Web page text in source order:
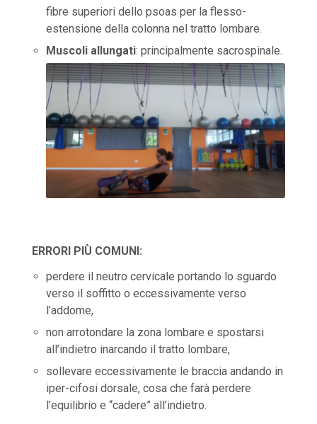
fibre superiori dello psoas per la flesso-
estensione della colonna nel tratto lombare.
Muscoli allungati: principalmente sacrospinale.
ERRORI PIÙ COMUNI:
perdere il neutro cervicale portando lo sguardo
verso il soffitto o eccessivamente verso
l’addome,
non arrotondare la zona lombare e spostarsi
all’indietro inarcando il tratto lombare,
sollevare eccessivamente le braccia andando in
iper-cifosi dorsale, cosa che farà perdere
l’equilibrio e “cadere” all’indietro.